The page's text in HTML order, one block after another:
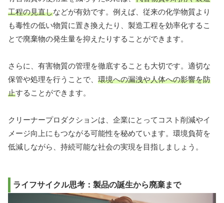
工程の見直しなどが有効です。例えば、従来の化学物質より
も毒性の低い物質に置き換えたり、製造工程を効率化するこ
とで廃棄物の発生量を抑えたりすることができます。
さらに、有害物質の管理を徹底することも大切です。適切な
保管や処理を行うことで、 環境への漏洩や人体への影響を防
止することができます。
クリーナープロダクションは、企業にとってコスト削減やイ
メージ向上にもつながる可能性を秘めています。環境負荷を
低減しながら、持続可能な社会の実現を目指しましょう。
ライフサイクル思考：製品の誕生から廃棄まで